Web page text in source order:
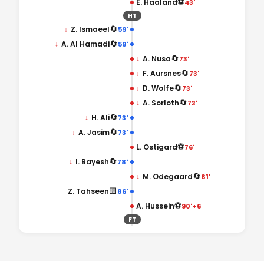
43'
HT
59'
🔄
↓ Z. Ismaeel
59'
🔄
↓ A. Al Hamadi
↓ A. Nusa🔄73'
↓ F. Aursnes🔄73'
↓ D. Wolfe🔄73'
↓ A. Sorloth🔄73'
73'
🔄
↓ H. Ali
73'
🔄
↓ A. Jasim
L. Ostigard⚽76'
78'
🔄
↓ I. Bayesh
↓ M. Odegaard🔄81'
86'
🟨
Z. Tahseen
A. Hussein⚽90'+6
FT